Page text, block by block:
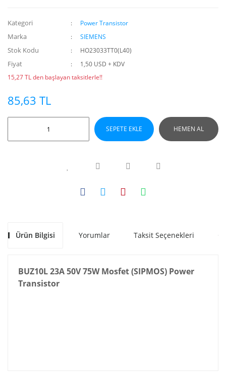
Kategori Power Transistor
Marka SIEMENS
Stok Kodu HO23033TT0(L40)
Fiyat
1,50 USD + KDV
15,27 TL den başlayan taksitlerle!!
85,63 TL
SEPETE EKLE HEMEN AL
Ürün Bilgisi Yorumlar Taksit Seçenekleri
BUZ10L 23A 50V 75W Mosfet (SIPMOS) Power
Transistor